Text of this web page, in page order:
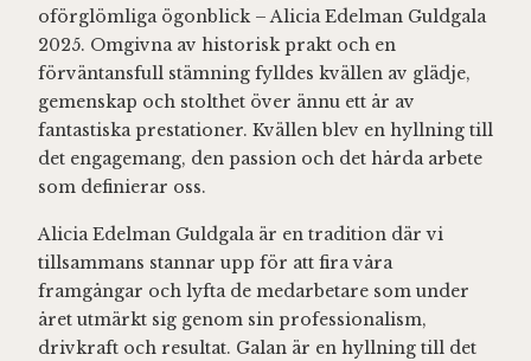
oförglömliga ögonblick – Alicia Edelman Guldgala
2025. Omgivna av historisk prakt och en
förväntansfull stämning fylldes kvällen av glädje,
gemenskap och stolthet över ännu ett år av
fantastiska prestationer. Kvällen blev en hyllning till
det engagemang, den passion och det hårda arbete
som definierar oss.
Alicia Edelman Guldgala är en tradition där vi
tillsammans stannar upp för att fira våra
framgångar och lyfta de medarbetare som under
året utmärkt sig genom sin professionalism,
drivkraft och resultat. Galan är en hyllning till det